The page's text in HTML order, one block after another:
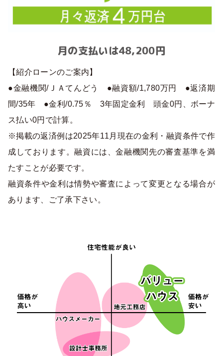
月の支払いは48,200円
【紹介ローンのご案内】
●金融機関/ＪＡてんどう ●融資額/1,780万円 ●返済期
間/35年 ●金利/0.75％ 3年固定金利 頭金0円、ボーナ
ス払い0円で計算。
※掲載の返済例は2025年11月現在の金利・融資条件で作
成しております。融資には、金融機関先の審査基準を満
たすことが必要です。
融資条件や金利は情勢や審査によって変更となる場合が
あります、ご了承下さい。